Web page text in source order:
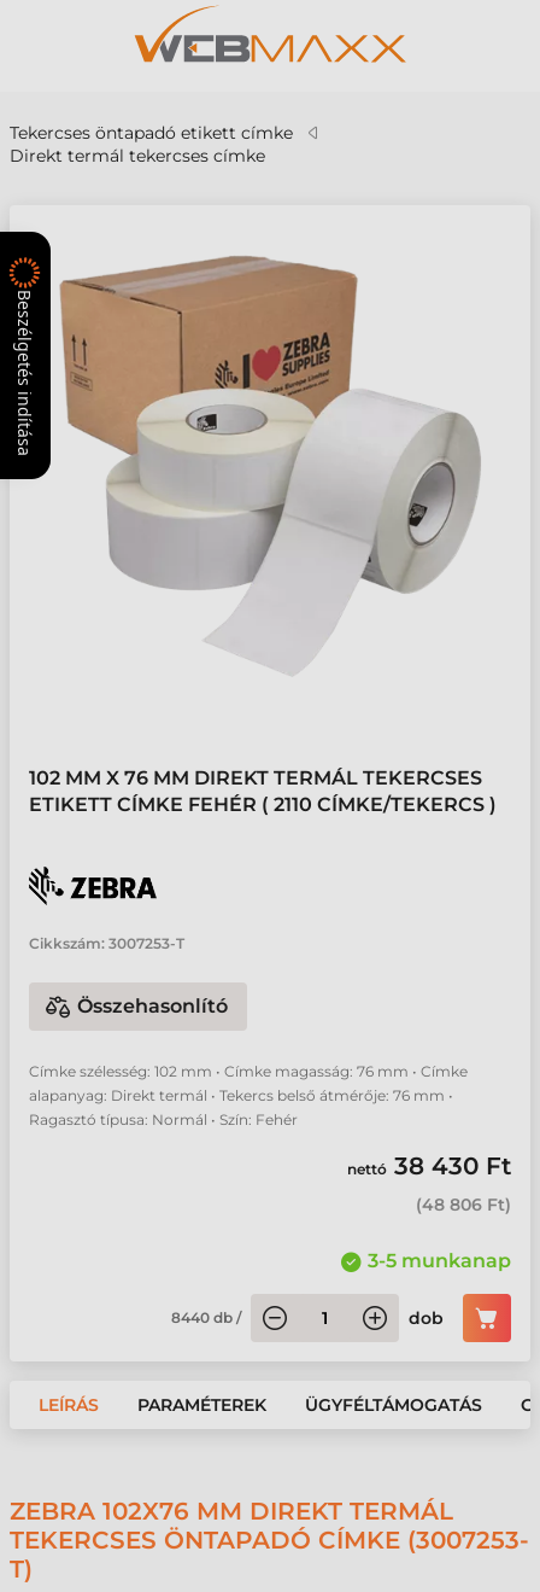
Tekercses öntapadó etikett címke
Direkt termál tekercses címke
102 MM X 76 MM DIREKT TERMÁL TEKERCSES
ETIKETT CÍMKE FEHÉR ( 2110 CÍMKE/TEKERCS )
Cikkszám: 3007253-T
Összehasonlító
Címke szélesség: 102 mm • Címke magasság: 76 mm • Címke
alapanyag: Direkt termál • Tekercs belső átmérője: 76 mm •
Ragasztó típusa: Normál • Szín: Fehér
nettó 38 430 Ft
(48 806 Ft)
3-5 munkanap
8440 db / dob
LEÍRÁS PARAMÉTEREK ÜGYFÉLTÁMOGATÁS
ZEBRA 102X76 MM DIREKT TERMÁL
TEKERCSES ÖNTAPADÓ CÍMKE (3007253-
T)
Beszélgetés indítása